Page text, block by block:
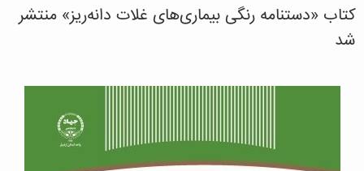
کتاب «دستنامه رنگی بیماری‌های غلات دانه‌ریز» منتشر
شد